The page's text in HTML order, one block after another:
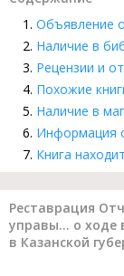
Объявление
Наличие в
Рецензии и
Похожие
Наличие в
Информация
Книга
Реставрация
управы... о ходе
в Казанской